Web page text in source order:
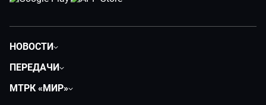
НОВОСТИ
Экономика
ПЕРЕДАЧИ
МТРК «МИР»